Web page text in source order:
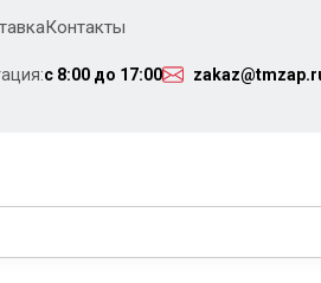
Контакты
с 8:00 до 17:00